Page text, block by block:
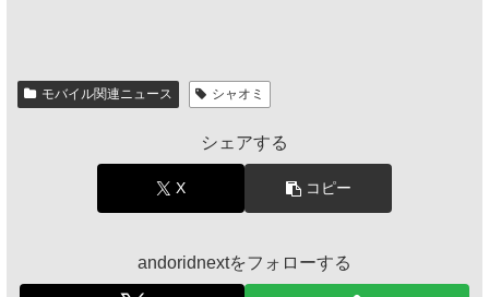
モバイル関連ニュース シャオミ
シェアする
X コピー
andoridnextをフォローする